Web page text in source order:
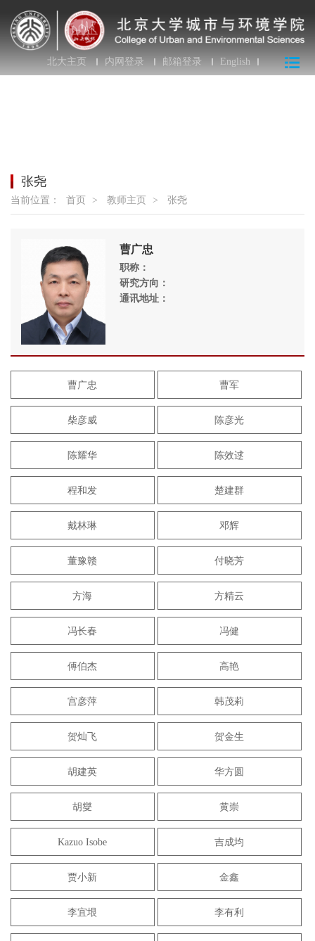
北大主页 内网登录 邮箱登录 English
张尧
当前位置： 首页 > 教师主页 > 张尧
曹广忠
职称：
研究方向：
通讯地址：
曹广忠 曹军
柴彦威 陈彦光
陈耀华 陈效逑
程和发 楚建群
戴林琳 邓辉
董豫赣 付晓芳
方海 方精云
冯长春 冯健
傅伯杰 高艳
宫彦萍 韩茂莉
贺灿飞 贺金生
胡建英 华方圆
胡燮 黄崇
Kazuo Isobe 吉成均
贾小新 金鑫
李宜垠 李有利